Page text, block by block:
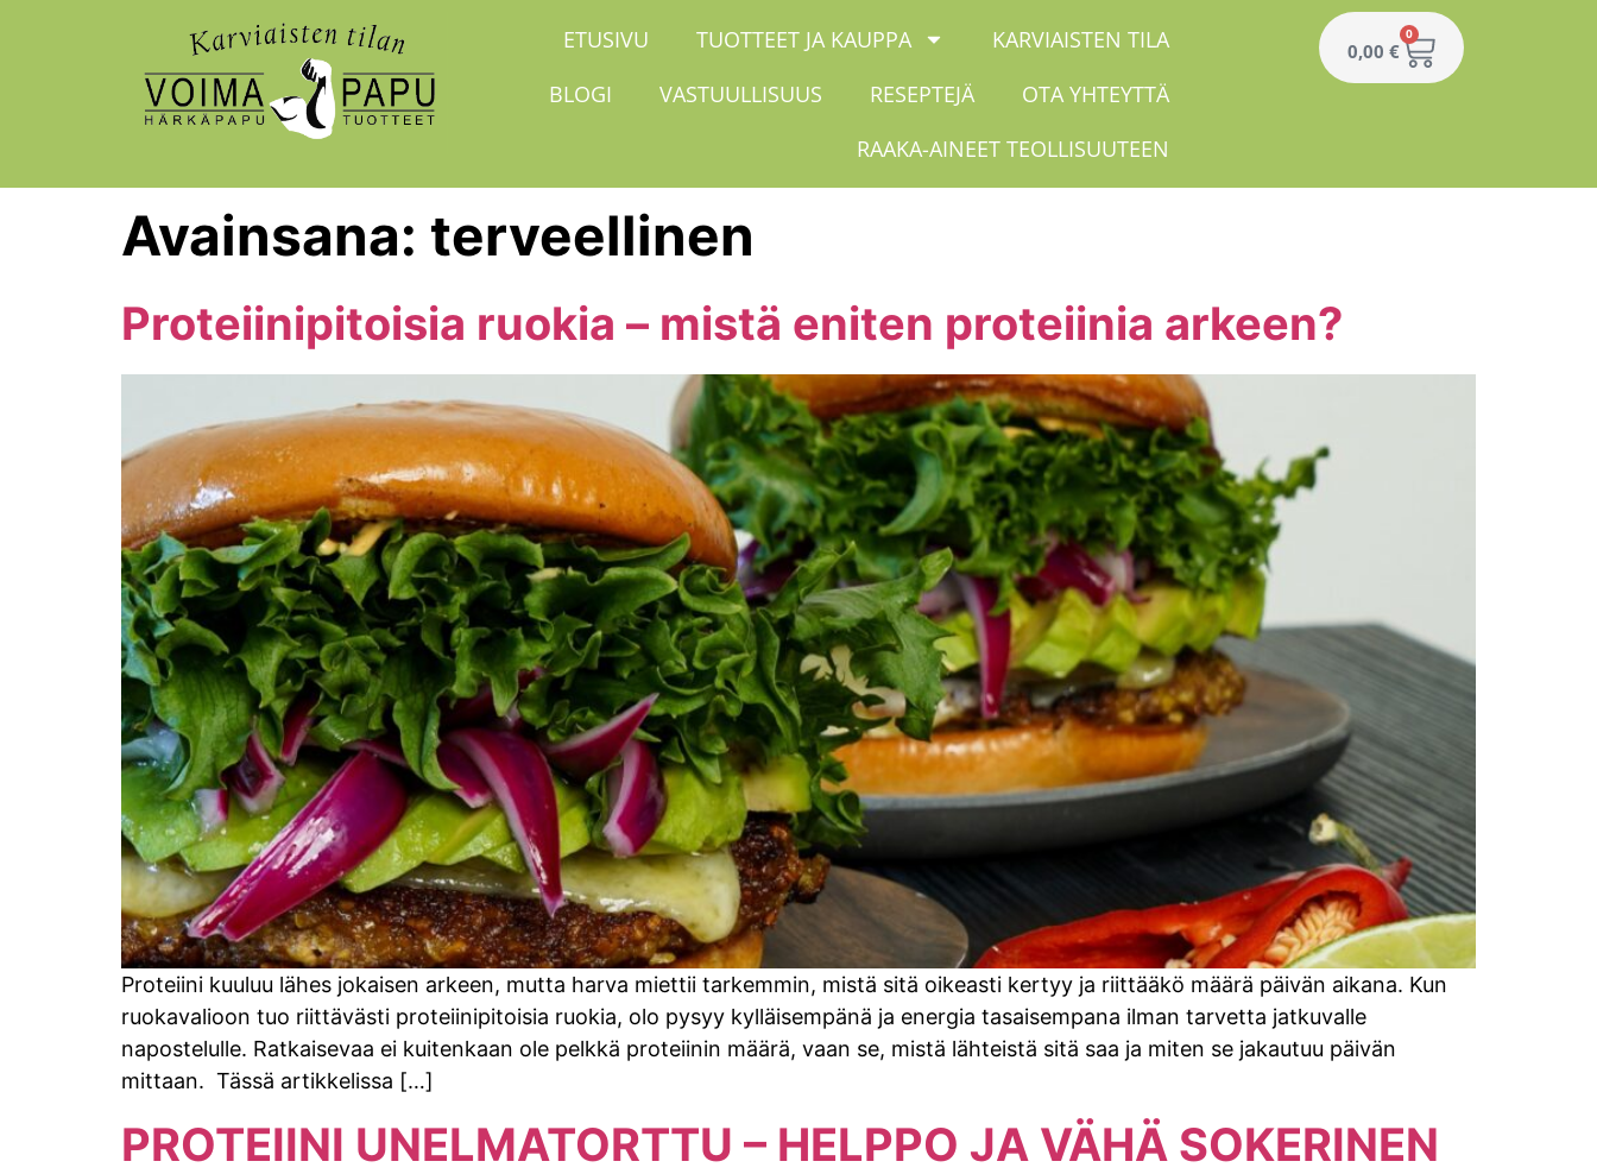
ETUSIVU TUOTTEET JA KAUPPA
KARVIAISTEN TILA
BLOGI
VASTUULLISUUS RESEPTEJÄ
OTA YHTEYTTÄ
RAAKA-AINEET TEOLLISUUTEEN
0,00 €
0
Avainsana: terveellinen
Proteiinipitoisia ruokia – mistä eniten proteiinia arkeen?
Proteiini kuuluu lähes jokaisen arkeen, mutta harva miettii tarkemmin, mistä sitä oikeasti kertyy ja riittääkö määrä päivän aikana. Kun
ruokavalioon tuo riittävästi proteiinipitoisia ruokia, olo pysyy kylläisempänä ja energia tasaisempana ilman tarvetta jatkuvalle
napostelulle. Ratkaisevaa ei kuitenkaan ole pelkkä proteiinin määrä, vaan se, mistä lähteistä sitä saa ja miten se jakautuu päivän
mittaan. Tässä artikkelissa […]
PROTEIINI UNELMATORTTU – HELPPO JA VÄHÄ SOKERINEN